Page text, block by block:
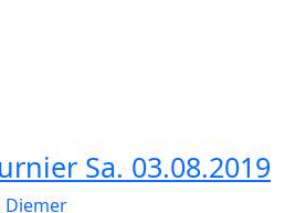
Sa. 03.08.2019
Diemer